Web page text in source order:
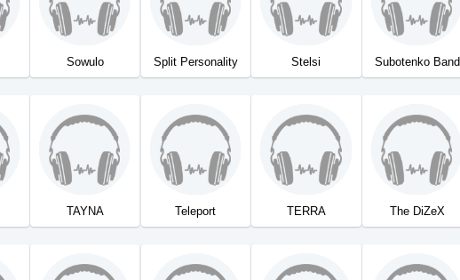
Sowulo Split Personality Stelsi Subotenko Band
TAYNA Teleport TERRA The DiZeX